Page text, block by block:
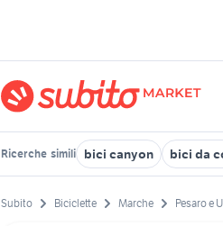
Ricerche simili bici canyon bici da
Subito Biciclette Marche Pesaro e